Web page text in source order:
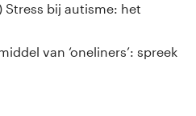
Stress bij autisme: het
van ‘oneliners’: spreek